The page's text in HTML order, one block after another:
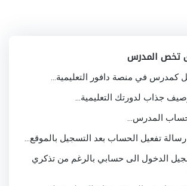
تخص المدرس
كمدرس في منصة دافور التعليمية...
جذاب لدورتك التعليمية...
حساب المدرس...
تفعيل الحساب بعد التسجيل بالموقع...
الدخول الى حسابي بالرغم من تذكري